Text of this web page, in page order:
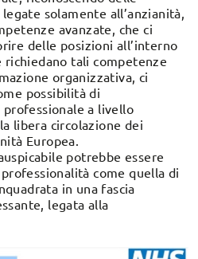
solamente all’anzianità,
avanzate, che ci
delle posizioni all’interno
richiedano tali competenze
organizzativa, ci
possibilità di
a livello
libera circolazione dei
Europea.
potrebbe essere
come quella di
in una fascia
legata alla